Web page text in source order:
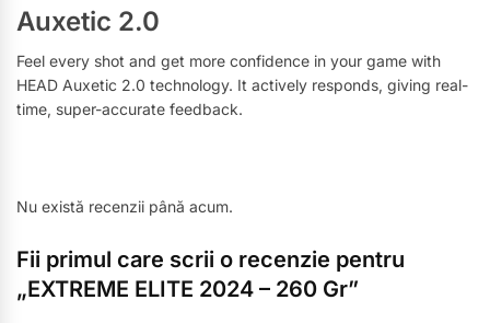
Auxetic 2.0
Feel every shot and get more confidence in your game with
HEAD Auxetic 2.0 technology. It actively responds, giving real-
time, super-accurate feedback.
Nu există recenzii până acum.
Fii primul care scrii o recenzie pentru
„EXTREME ELITE 2024 – 260 Gr”